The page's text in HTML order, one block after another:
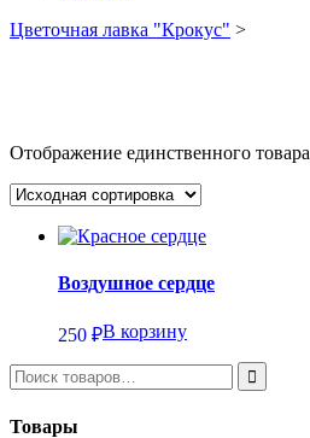
Цветочная лавка "Крокус" >
Отображение единственного товара
Воздушное сердце
250 ₽В корзину
Товары